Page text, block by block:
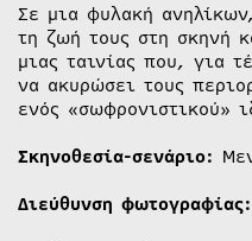
Σε μια φυλακή
τη ζωή τους στη σκηνή
μιας ταινίας που, για
να ακυρώσει τους
ενός «σωφρονιστικού»
Σκηνοθεσία-σενάριο:
Διεύθυνση φωτογραφίας: